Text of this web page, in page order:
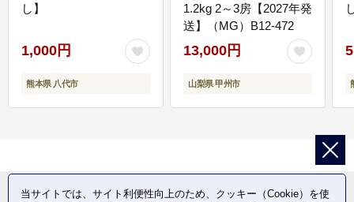
し】
1,000円
熊本県 八代市
1.2kg 2～3房【2027年発
送】（MG）B12-472
13,000円
山梨県 甲州市
当サイトでは、サイト利便性向上のため、クッキー（Cookie）を使